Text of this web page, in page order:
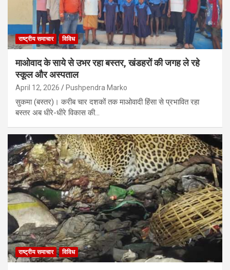
राष्ट्रीय समाचार विविध
माओवाद के साये से उभर रहा बस्तर, खंडहरों की जगह ले रहे
स्कूल और अस्पताल
April 12, 2026 Pushpendra Marko
सुकमा (बस्तर)। करीब चार दशकों तक माओवादी हिंसा से प्रभावित रहा
बस्तर अब धीरे-धीरे विकास की…
राष्ट्रीय समाचार विविध